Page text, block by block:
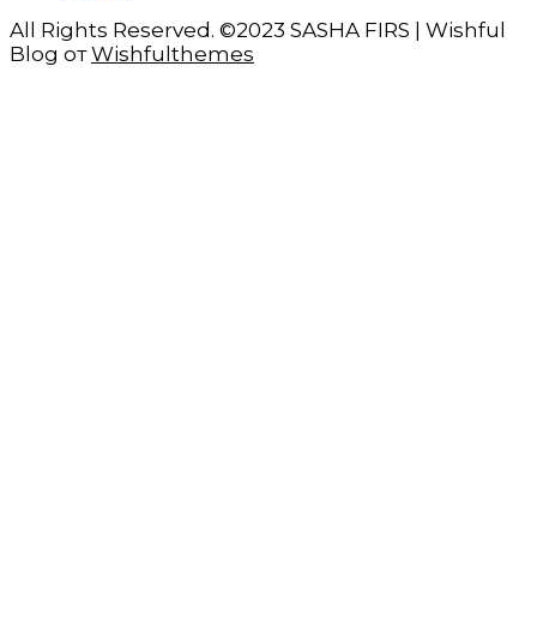
All Rights Reserved. ©2023 SASHA FIRS | Wishful
Blog отWishfulthemes